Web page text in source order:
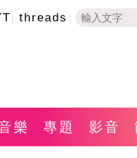
threads
樂 專題 影音